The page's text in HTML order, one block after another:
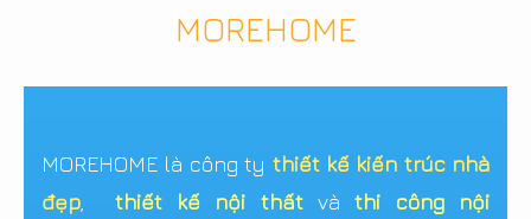
MOREHOME
MOREHOME là công ty thiết kế kiến trúc nhà
đẹp, thiết kế nội thấtvàthi công nội